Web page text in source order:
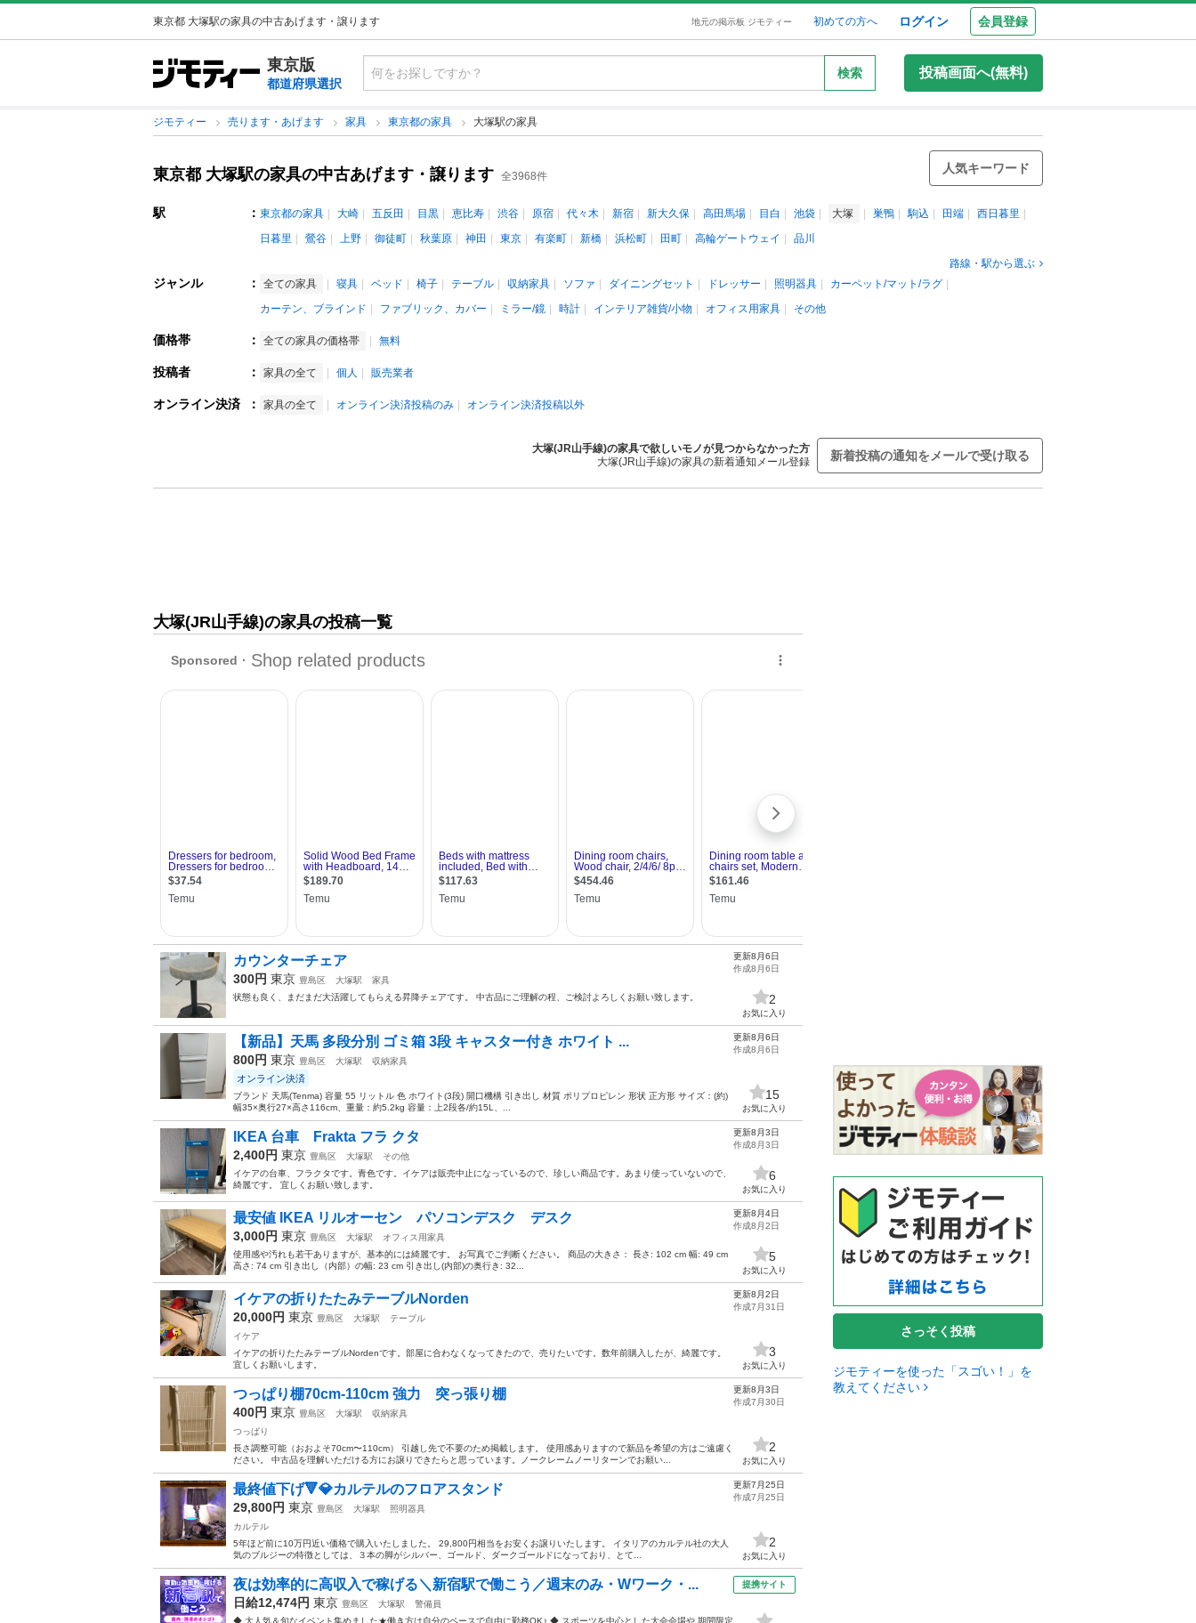
東京都 大塚駅の家具の中古あげます・譲ります 地元の掲示板 ジモティー 初めての方へ ログイン 会員登録
東京版
都道府県選択
検索 投稿画面へ(無料)
ジモティー 売ります・あげます 家具 東京都の家具 大塚駅の家具
東京都 大塚駅の家具の中古あげます・譲ります 全3968件
人気キーワード
駅 ： 東京都の家具 大崎 五反田 目黒 恵比寿 渋谷 原宿 代々木 新宿 新大久保 高田馬場 目白 池袋 大塚 巣鴨 駒込 田端
西日暮里
日暮里
鶯谷 上野 御徒町 秋葉原 神田 東京 有楽町 新橋 浜松町 田町 高輪ゲートウェイ
品川
路線・駅から選ぶ
ジャンル ： 全ての家具 寝具 ベッド 椅子 テーブル 収納家具 ソファ ダイニングセット ドレッサー 照明器具
カーペット/マット/ラグ
カーテン、ブラインド
ファブリック、カバー ミラー/鏡 時計 インテリア雑貨/小物 オフィス用家具 その他
価格帯 ： 全ての家具の価格帯 無料
投稿者 ： 家具の全て 個人 販売業者
オンライン決済 ： 家具の全て オンライン決済投稿のみ オンライン決済投稿以外
大塚(JR山手線)の家具で欲しいモノが見つからなかった方
大塚(JR山手線)の家具の新着通知メール登録
新着投稿の通知をメールで受け取る
大塚(JR山手線)の家具の投稿一覧
カウンターチェア
300円 東京 豊島区 大塚駅
家具
状態も良く、まだまだ大活躍してもらえる昇降チェアてす。 中古品にご理解の程、ご検討よろしくお願い致します。
更新8月6日
作成8月6日
2
お気に入り
【新品】天馬 多段分別 ゴミ箱 3段 キャスター付き ホワイト ...
800円 東京 豊島区 大塚駅 収納家具
オンライン決済
ブランド 天馬(Tenma) 容量 55 リットル 色 ホワイト(3段) 開口機構 引き出し 材質 ポリプロピレン 形状 正方形 サイズ：(約)
幅35×奥行27×高さ116cm、重量：約5.2kg 容量：上2段各/約15L、...
更新8月6日
作成8月6日
15
お気に入り
IKEA 台車 Frakta フラ クタ
2,400円 東京 豊島区 大塚駅
その他
イケアの台車、フラクタです。青色です。イケアは販売中止になっているので、珍しい商品です。あまり使っていないので、
綺麗です。 宜しくお願い致します。
更新8月3日
作成8月3日
6
お気に入り
最安値 IKEA リルオーセン パソコンデスク デスク
3,000円 東京 豊島区 大塚駅
オフィス用家具
使用感や汚れも若干ありますが、基本的には綺麗です。 お写真でご判断ください。 商品の大きさ： 長さ: 102 cm 幅: 49 cm
高さ: 74 cm 引き出し（内部）の幅: 23 cm 引き出し(内部)の奥行き: 32...
更新8月4日
作成8月2日
5
お気に入り
イケアの折りたたみテーブルNorden
20,000円 東京 豊島区 大塚駅
テーブル
イケア
イケアの折りたたみテーブルNordenです。部屋に合わなくなってきたので、売りたいです。数年前購入したが、綺麗です。
宜しくお願いします。
更新8月2日
作成7月31日
3
お気に入り
つっぱり棚70cm-110cm 強力 突っ張り棚
400円 東京 豊島区 大塚駅
収納家具
つっぱり
長さ調整可能（おおよそ70cm〜110cm） 引越し先で不要のため掲載します。 使用感ありますので新品を希望の方はご遠慮く
ださい。 中古品を理解いただける方にお譲りできたらと思っています。ノークレームノーリターンでお願い...
更新8月3日
作成7月30日
2
お気に入り
最終値下げ🔻💎カルテルのフロアスタンド
29,800円 東京 豊島区 大塚駅
照明器具
カルテル
5年ほど前に10万円近い価格で購入いたしました。 29,800円相当をお安くお譲りいたします。 イタリアのカルテル社の大人
気のブルジーの特徴としては、３本の脚がシルバー、ゴールド、ダークゴールドになっており、とて...
更新7月25日
作成7月25日
2
お気に入り
夜は効率的に高収入で稼げる＼新宿駅で働こう／週末のみ・Wワーク・...
日給12,474円 東京 豊島区 大塚駅
警備員
◆ 大人気＆旬なイベント集めました★働き方は自分のペースで自由に勤務OK♪ ◆ スポーツを中心とした大会会場や 期間限定
提携サイト
さっそく投稿
ジモティーを使った「スゴい！」を
教えてください